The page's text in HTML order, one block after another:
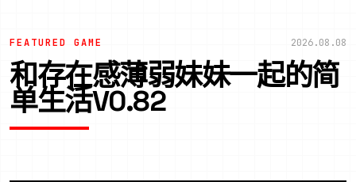
FEATURED GAME 2026.08.08
和存在感薄弱妹妹一起的简
单生活V0.82